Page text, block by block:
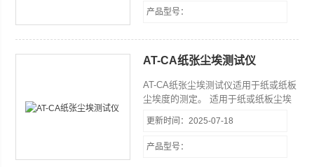
源：２０Ｗ日光灯 ２、 照射度：６０°
产品型号：
AT-CA纸张尘埃测试仪
AT-CA纸张尘埃测试仪适用于纸或纸板
尘埃度的测定。 适用于纸或纸板尘埃
符合ＧＢ／Ｔ１５４１《纸和纸板尘埃
度的测定法》等有关标准要求。
更新时间：2025-07-18
产品型号：